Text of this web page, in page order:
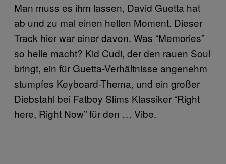
Man muss es ihm lassen, David Guetta hat
ab und zu mal einen hellen Moment. Dieser
Track hier war einer davon. Was “Memories”
so helle macht? Kid Cudi, der den rauen Soul
bringt, ein für Guetta-Verhältnisse angenehm
stumpfes Keyboard-Thema, und ein großer
Diebstahl bei Fatboy Slims Klassiker “Right
here, Right Now” für den … Vibe.